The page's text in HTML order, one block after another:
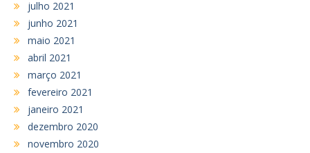
julho 2021
junho 2021
maio 2021
abril 2021
março 2021
fevereiro 2021
janeiro 2021
dezembro 2020
novembro 2020